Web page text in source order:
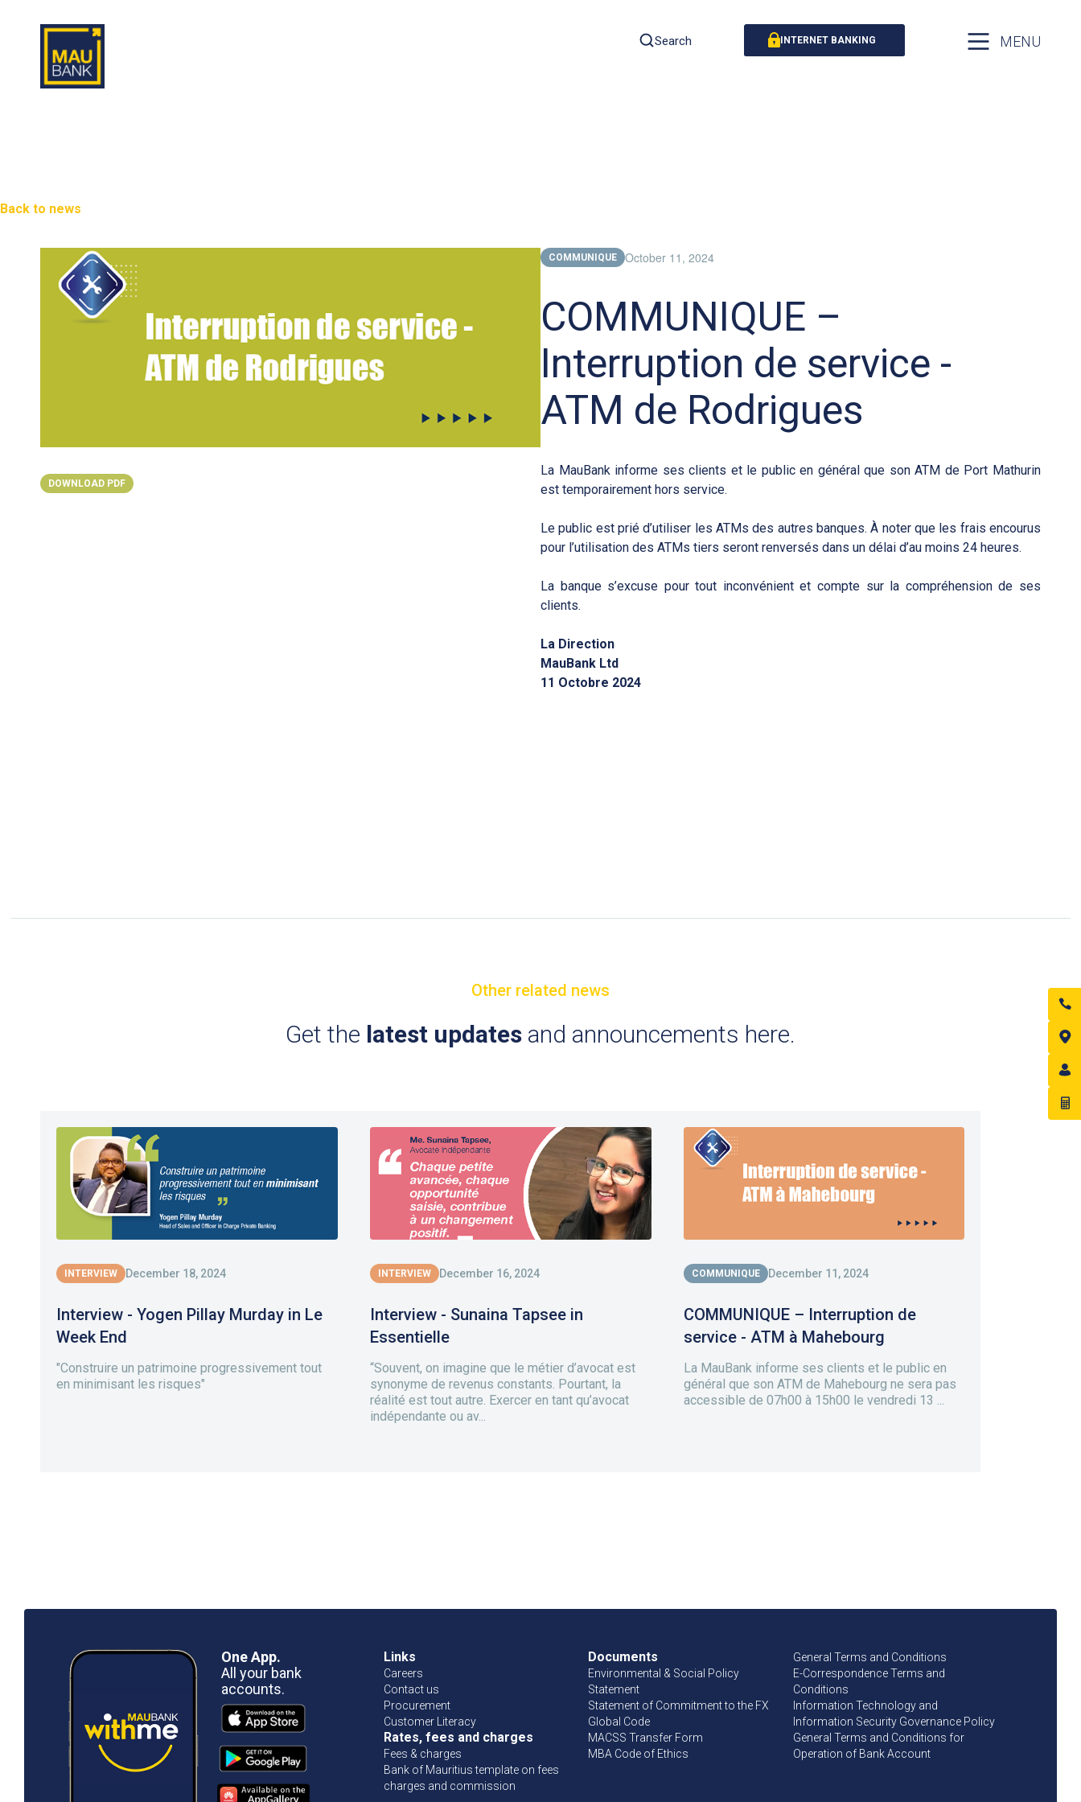
Search INTERNET BANKING MENU
Back to news
DOWNLOAD PDF
COMMUNIQUE October 11, 2024
COMMUNIQUE –
Interruption de service -
ATM de Rodrigues
La MauBank informe ses clients et le public en général que son ATM de Port Mathurin
est temporairement hors service.
Le public est prié d’utiliser les ATMs des autres banques. À noter que les frais encourus
pour l’utilisation des ATMs tiers seront renversés dans un délai d’au moins 24 heures.
La banque s’excuse pour tout inconvénient et compte sur la compréhension de ses
clients.
La Direction
MauBank Ltd
11 Octobre 2024
Other related news
Get the latest updates and announcements here.
INTERVIEW December 18, 2024
Interview - Yogen Pillay Murday in Le
Week End
"Construire un patrimoine progressivement tout
en minimisant les risques"
INTERVIEW December 16, 2024
Interview - Sunaina Tapsee in
Essentielle
“Souvent, on imagine que le métier d’avocat est
synonyme de revenus constants. Pourtant, la
réalité est tout autre. Exercer en tant qu’avocat
indépendante ou av...
COMMUNIQUE December 11, 2024
COMMUNIQUE – Interruption de
service - ATM à Mahebourg
La MauBank informe ses clients et le public en
général que son ATM de Mahebourg ne sera pas
accessible de 07h00 à 15h00 le vendredi 13 ...
One App.
All your bank
accounts.
Links
Careers
Contact us
Procurement
Customer Literacy
Rates, fees and charges
Fees & charges
Bank of Mauritius template on fees
charges and commission
Documents
Environmental & Social Policy
Statement
Statement of Commitment to the FX
Global Code
MACSS Transfer Form
MBA Code of Ethics
General Terms and Conditions
E-Correspondence Terms and
Conditions
Information Technology and
Information Security Governance Policy
General Terms and Conditions for
Operation of Bank Account